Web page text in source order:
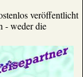
veröffentlicht
- weder die